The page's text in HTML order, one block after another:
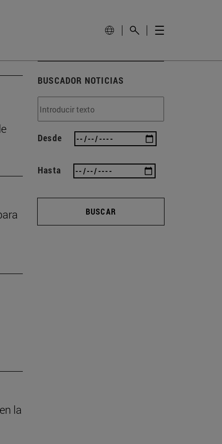
la
BUSCADOR NOTICIAS
Desde
Hasta
BUSCAR